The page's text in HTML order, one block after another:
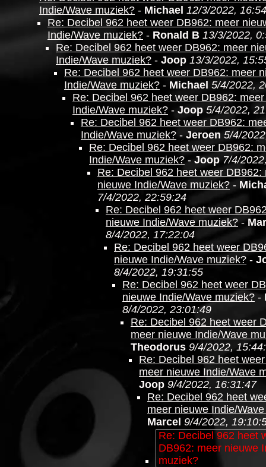
Indie/Wave muziek? - Michael 12/3/2022,
Re: Decibel 962 heet weer DB962: meer
Indie/Wave muziek? - Ronald B 13/3/2022,
Re: Decibel 962 heet weer DB962: meer
Indie/Wave muziek? - Joop 13/3/2022,
Re: Decibel 962 heet weer DB962: meer
Indie/Wave muziek? - Michael 5/4/2022,
Re: Decibel 962 heet weer DB962:
Indie/Wave muziek? - Joop 5/4/2022,
Re: Decibel 962 heet weer DB962:
Indie/Wave muziek? - Jeroen 5/4/
Re: Decibel 962 heet weer DB962:
Indie/Wave muziek? - Joop 7/4/
Re: Decibel 962 heet weer DB962:
nieuwe Indie/Wave muziek? -
7/4/2022, 22:59:24
Re: Decibel 962 heet weer
nieuwe Indie/Wave muziek? -
8/4/2022, 17:22:04
Re: Decibel 962 heet weer
nieuwe Indie/Wave muziek? -
8/4/2022, 19:31:55
Re: Decibel 962 heet weer
nieuwe Indie/Wave muziek? -
8/4/2022, 23:01:49
Re: Decibel 962 heet weer
meer nieuwe Indie/Wave
Theodorus 9/4/2022,
Re: Decibel 962 heet
meer nieuwe Indie/Wave
Joop 9/4/2022, 16:31:47
Re: Decibel 962 heet
meer nieuwe Indie/
Marcel 9/4/2022,
Re: Decibel 962 heet
DB962: meer nieuwe
muziek?